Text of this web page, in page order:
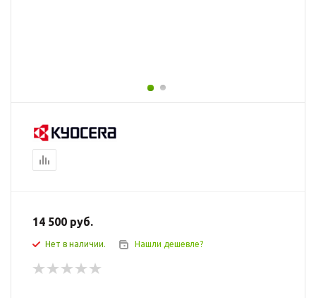
14 500 руб.
Нет в наличии. Нашли дешевле?